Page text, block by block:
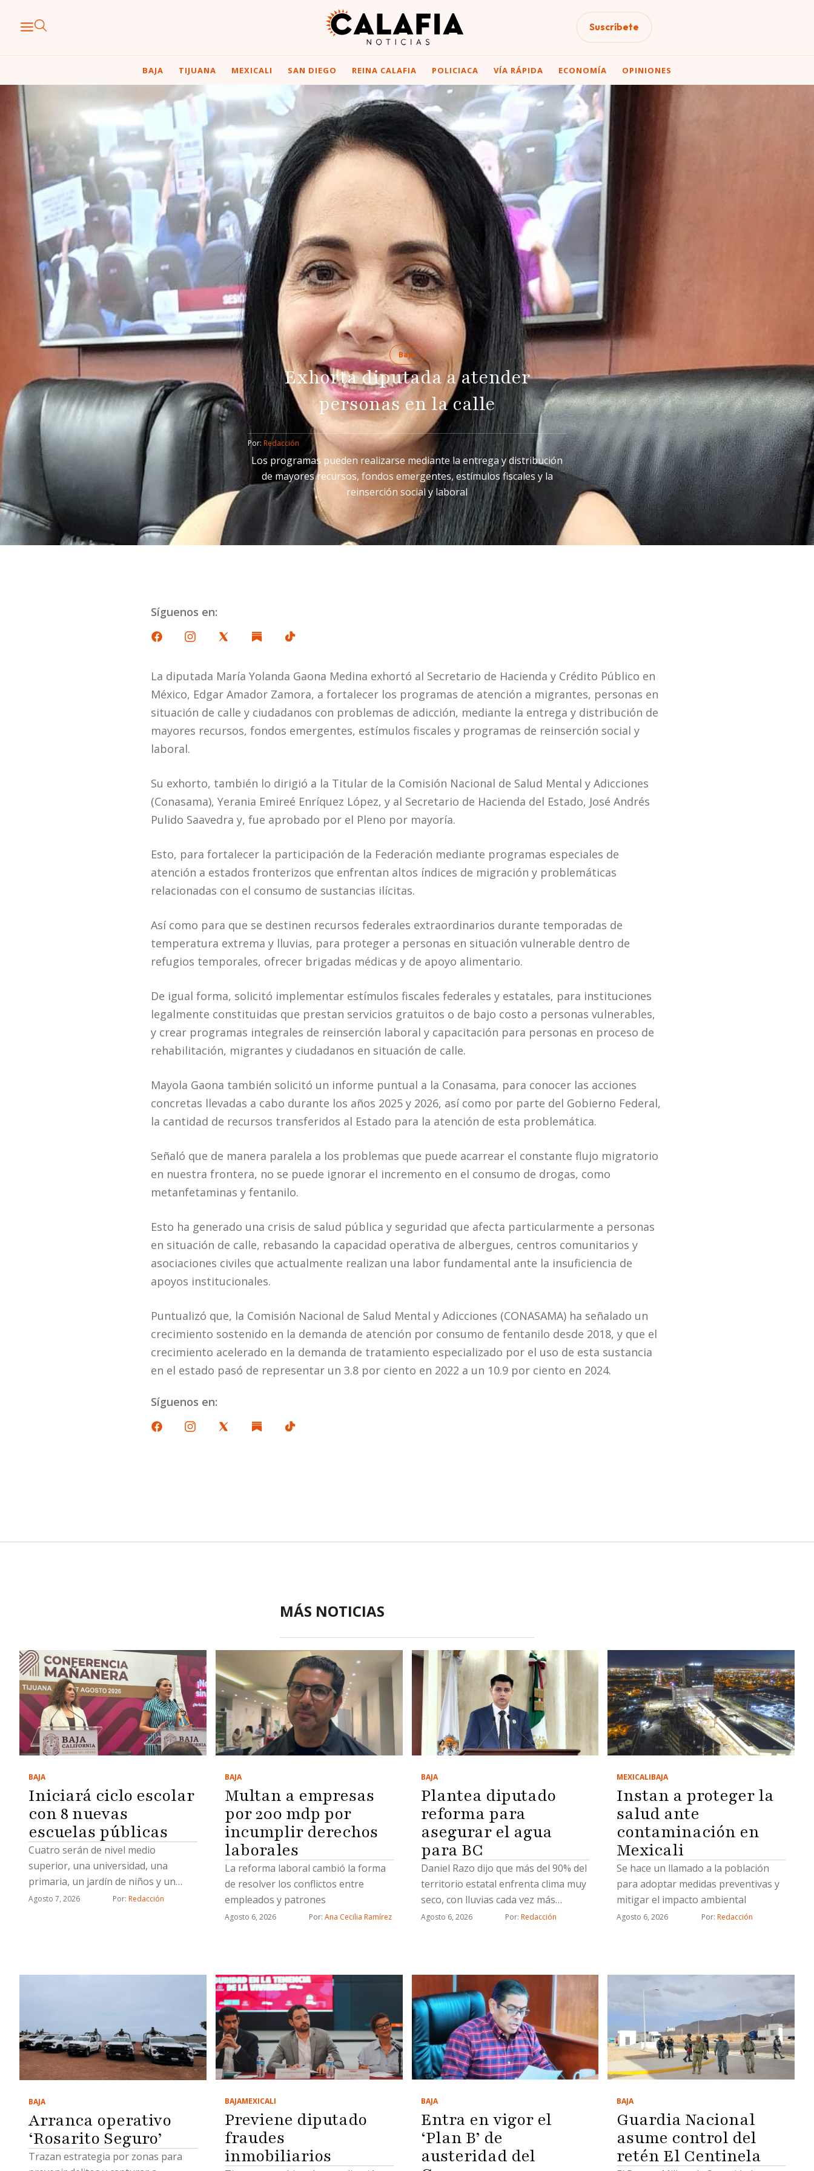
Suscríbete
BAJA TIJUANA MEXICALI SAN DIEGO REINA CALAFIA POLICIACA VÍA RÁPIDA ECONOMÍA OPINIONES
Baja
Exhorta diputada a atender
personas en la calle
Por: Redacción
Los programas pueden realizarse mediante la entrega y distribución
de mayores recursos, fondos emergentes, estímulos fiscales y la
reinserción social y laboral
Síguenos en:
La diputada María Yolanda Gaona Medina exhortó al Secretario de Hacienda y Crédito Público en
México, Edgar Amador Zamora, a fortalecer los programas de atención a migrantes, personas en
situación de calle y ciudadanos con problemas de adicción, mediante la entrega y distribución de
mayores recursos, fondos emergentes, estímulos fiscales y programas de reinserción social y
laboral.
Su exhorto, también lo dirigió a la Titular de la Comisión Nacional de Salud Mental y Adicciones
(Conasama), Yerania Emireé Enríquez López, y al Secretario de Hacienda del Estado, José Andrés
Pulido Saavedra y, fue aprobado por el Pleno por mayoría.
Esto, para fortalecer la participación de la Federación mediante programas especiales de
atención a estados fronterizos que enfrentan altos índices de migración y problemáticas
relacionadas con el consumo de sustancias ilícitas.
Así como para que se destinen recursos federales extraordinarios durante temporadas de
temperatura extrema y lluvias, para proteger a personas en situación vulnerable dentro de
refugios temporales, ofrecer brigadas médicas y de apoyo alimentario.
De igual forma, solicitó implementar estímulos fiscales federales y estatales, para instituciones
legalmente constituidas que prestan servicios gratuitos o de bajo costo a personas vulnerables,
y crear programas integrales de reinserción laboral y capacitación para personas en proceso de
rehabilitación, migrantes y ciudadanos en situación de calle.
Mayola Gaona también solicitó un informe puntual a la Conasama, para conocer las acciones
concretas llevadas a cabo durante los años 2025 y 2026, así como por parte del Gobierno Federal,
la cantidad de recursos transferidos al Estado para la atención de esta problemática.
Señaló que de manera paralela a los problemas que puede acarrear el constante flujo migratorio
en nuestra frontera, no se puede ignorar el incremento en el consumo de drogas, como
metanfetaminas y fentanilo.
Esto ha generado una crisis de salud pública y seguridad que afecta particularmente a personas
en situación de calle, rebasando la capacidad operativa de albergues, centros comunitarios y
asociaciones civiles que actualmente realizan una labor fundamental ante la insuficiencia de
apoyos institucionales.
Puntualizó que, la Comisión Nacional de Salud Mental y Adicciones (CONASAMA) ha señalado un
crecimiento sostenido en la demanda de atención por consumo de fentanilo desde 2018, y que el
crecimiento acelerado en la demanda de tratamiento especializado por el uso de esta sustancia
en el estado pasó de representar un 3.8 por ciento en 2022 a un 10.9 por ciento en 2024.
Síguenos en:
MÁS NOTICIAS
BAJA
Iniciará ciclo escolar
con 8 nuevas
escuelas públicas
Cuatro serán de nivel medio
superior, una universidad, una
primaria, un jardín de niños y un
Centro de Atención Múltiple
Agosto 7, 2026 Por: Redacción
BAJA
Multan a empresas
por 200 mdp por
incumplir derechos
laborales
La reforma laboral cambió la forma
de resolver los conflictos entre
empleados y patrones
Agosto 6, 2026 Por: Ana Cecilia Ramírez
BAJA
Plantea diputado
reforma para
asegurar el agua
para BC
Daniel Razo dijo que más del 90% del
territorio estatal enfrenta clima muy
seco, con lluvias cada vez más
escasas
Agosto 6, 2026 Por: Redacción
MEXICALIBAJA
Instan a proteger la
salud ante
contaminación en
Mexicali
Se hace un llamado a la población
para adoptar medidas preventivas y
mitigar el impacto ambiental
Agosto 6, 2026 Por: Redacción
BAJA
Arranca operativo
‘Rosarito Seguro’
Trazan estrategia por zonas para
BAJAMEXICALI
Previene diputado
fraudes
inmobiliarios
BAJA
Entra en vigor el
‘Plan B’ de
austeridad del
BAJA
Guardia Nacional
asume control del
retén El Centinela